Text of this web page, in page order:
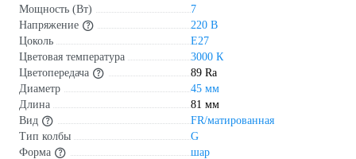
Мощность (Вт)
7
Напряжение
220 В
Цоколь
E27
Цветовая температура
3000 К
Цветопередача
89 Ra
Диаметр
45 мм
Длина
81 мм
Вид
FR/матированная
Тип колбы
G
Форма
шар